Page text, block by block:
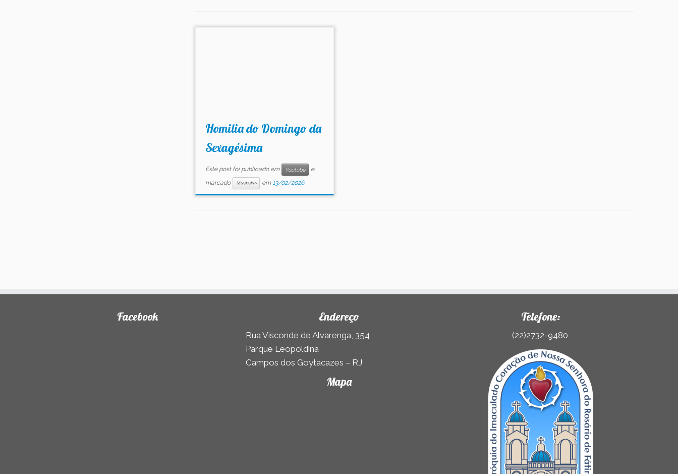
Homilia do Domingo da
Sexagésima
Este post foi publicado em Youtube
e
marcado
Youtube em 13/02/2026
Facebook Endereço
Rua Visconde de Alvarenga, 354
Parque Leopoldina
Campos dos Goytacazes – RJ
Mapa
Telefone:
(22)2732-9480